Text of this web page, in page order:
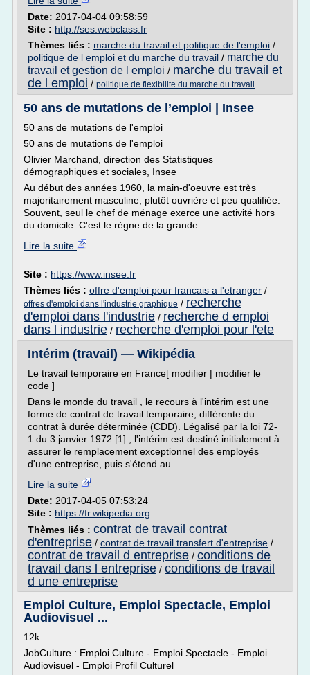
Date: 2017-04-04 09:58:59
Site : http://ses.webclass.fr
Thèmes liés : marche du travail et politique de l'emploi /
politique de l emploi et du marche du travail / marche du
travail et gestion de l emploi / marche du travail et
de l emploi / politique de flexibilite du marche du travail
50 ans de mutations de l’emploi | Insee
50 ans de mutations de l'emploi
50 ans de mutations de l'emploi
Olivier Marchand, direction des Statistiques
démographiques et sociales, Insee
Au début des années 1960, la main-d'oeuvre est très
majoritairement masculine, plutôt ouvrière et peu qualifiée.
Souvent, seul le chef de ménage exerce une activité hors
du domicile. C'est le règne de la grande...
Lire la suite
Site : https://www.insee.fr
Thèmes liés : offre d'emploi pour francais a l'etranger /
offres d'emploi dans l'industrie graphique / recherche
d'emploi dans l'industrie / recherche d emploi
dans l industrie / recherche d'emploi pour l'ete
Intérim (travail) — Wikipédia
Le travail temporaire en France[ modifier | modifier le
code ]
Dans le monde du travail , le recours à l'intérim est une
forme de contrat de travail temporaire, différente du
contrat à durée déterminée (CDD). Légalisé par la loi 72-
1 du 3 janvier 1972 [1] , l'intérim est destiné initialement à
assurer le remplacement exceptionnel des employés
d'une entreprise, puis s'étend au...
Lire la suite
Date: 2017-04-05 07:53:24
Site : https://fr.wikipedia.org
Thèmes liés : contrat de travail contrat
d'entreprise / contrat de travail transfert d'entreprise /
contrat de travail d entreprise / conditions de
travail dans l entreprise / conditions de travail
d une entreprise
Emploi Culture, Emploi Spectacle, Emploi
Audiovisuel ...
12k
JobCulture : Emploi Culture - Emploi Spectacle - Emploi
Audiovisuel - Emploi Profil Culturel